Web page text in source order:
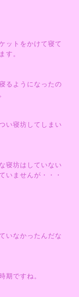
ットをかけて寝て
す。
るようになったの
い寝坊してしまい
寝坊はしていない
いませんが・・・
いなかったんだな
期ですね。